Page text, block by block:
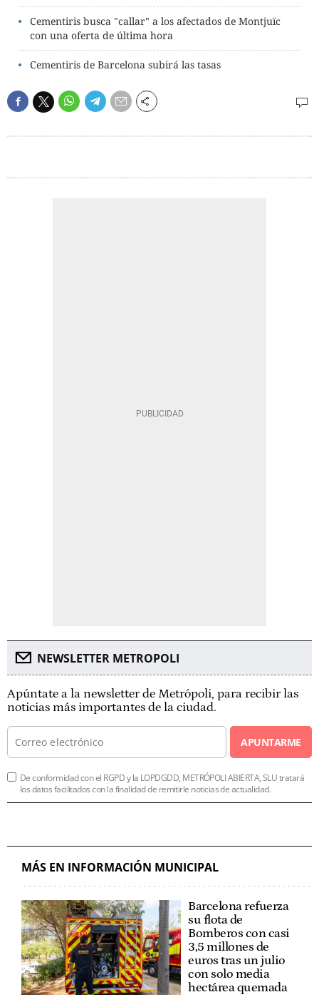
Cementiris busca "callar" a los afectados de Montjuïc
con una oferta de última hora
Cementiris de Barcelona subirá las tasas
NEWSLETTER METROPOLI
Apúntate a la newsletter de Metrópoli, para recibir las
noticias más importantes de la ciudad.
APUNTARME
De conformidad con el RGPD y la LOPDGDD, METRÓPOLI ABIERTA, SLU tratará
los datos facilitados con la finalidad de remitirle noticias de actualidad.
MÁS EN INFORMACIÓN MUNICIPAL
Barcelona refuerza
su flota de
Bomberos con casi
3,5 millones de
euros tras un julio
con solo media
hectárea quemada